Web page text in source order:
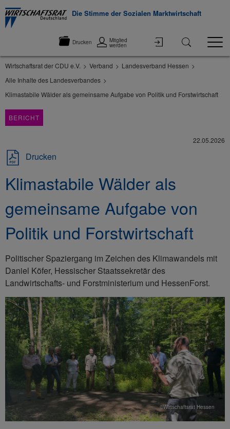
Die Stimme der Sozialen Marktwirtschaft
Drucken Mitglied
werden
Wirtschaftsrat der CDU e.V. Verband
Landesverband Hessen
Alle Inhalte des Landesverbandes
Klimastabile Wälder als gemeinsame Aufgabe von Politik und Forstwirtschaft
BERICHT
22.05.2026
Drucken
Klimastabile Wälder als
gemeinsame Aufgabe von
Politik und Forstwirtschaft
Politischer Spaziergang im Zeichen des Klimawandels mit
Daniel Köfer, Hessischer Staatssekretär des
Landwirtschafts- und Forstministerium und HessenForst.
©Wirtschaftsrat Hessen